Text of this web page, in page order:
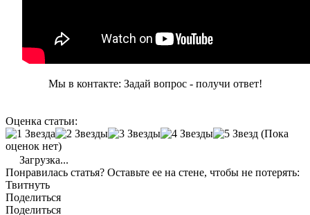
Мы в контакте: Задай вопрос - получи ответ!
Оценка статьи:
(Пока
оценок нет)
Загрузка...
Понравилась статья? Оставьте ее на стене, чтобы не потерять:
Твитнуть
Поделиться
Поделиться